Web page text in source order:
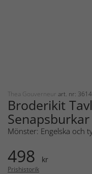
Thea Gouverneur art. nr:
Broderikit
Senapsburkar
Mönster: Engelska och
498 kr
Prishistorik